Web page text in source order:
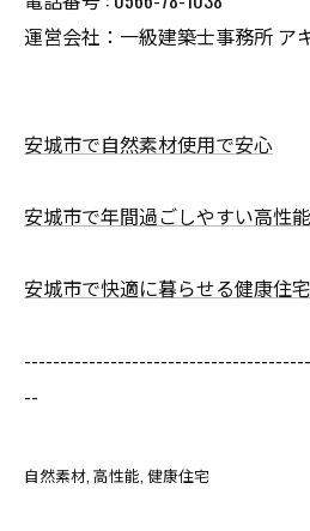
運営会社：一級建築士事務所 ア
安城市で自然素材使用で安心
安城市で年間過ごしやすい高性能
安城市で快適に暮らせる健康住宅
--
自然素材 高性能 健康住宅